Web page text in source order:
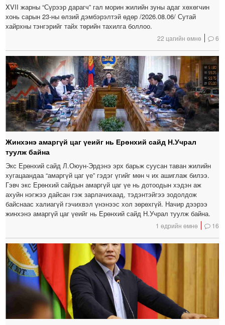
XVII жарны “Сүрээр дарагч” гал морин жилийн зуны адаг хөхөгчин
хонь сарын 23-ны өлзий дэмбэрэлтэй өдөр /2026.08.06/ Сутай
хайрхны тэнгэрийг тайх төрийн тахилга боллоо.
22 цагийн өмнө 6
Жинхэнэ амаргүй цаг үеийг нь Ерөнхий сайд Н.Учрал
туулж байна
Экс Ерөнхий сайд Л.Оюун-Эрдэнэ эрх барьж суусан таван жилийн
хугацаандаа “амаргүй цаг үе” гэдэг үгийг мөн ч их ашиглаж билээ.
Гэвч экс Ерөнхий сайдын амаргүй цаг үе нь дотоодын хэдэн аж
ахуйн нэгжээ дайсан гэж зарлачихаад, тэдэнтэйгээ зодолдож
байснаас халиагүй гэчихвэл үнэнээс хол зөрөхгүй. Начир дээрээ
жинхэнэ амаргүй цаг үеийг нь Ерөнхий сайд Н.Учрал туулж байна.
1 өдрийн өмнө 16